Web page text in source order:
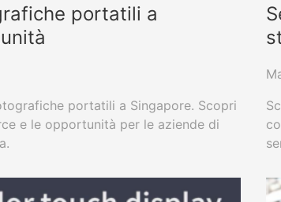
portatili a
portatili a Singapore. Scopri
e le opportunità per le aziende di